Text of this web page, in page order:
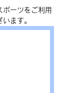
ポーツをご利用
ます。